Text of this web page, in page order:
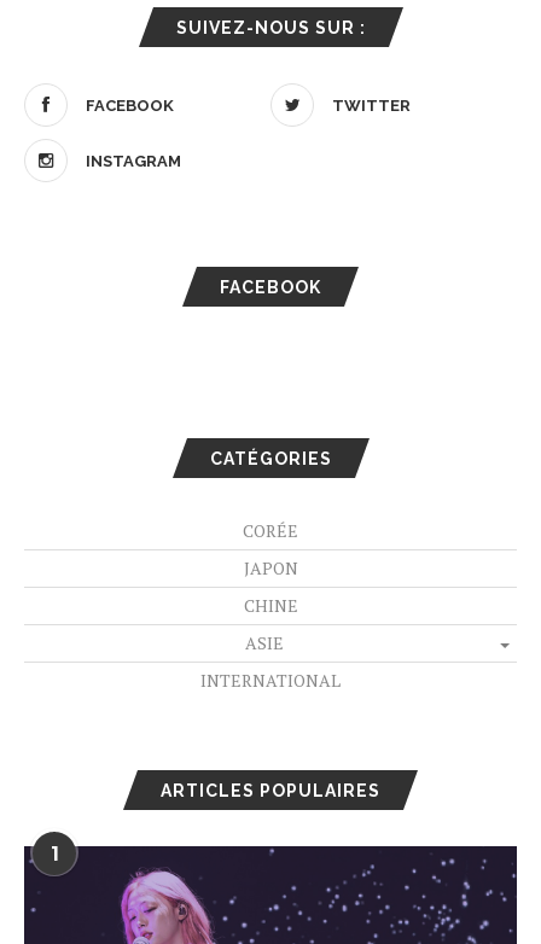
SUIVEZ-NOUS SUR :
FACEBOOK TWITTER
INSTAGRAM
FACEBOOK
CATÉGORIES
CORÉE
JAPON
CHINE
ASIE
INTERNATIONAL
ARTICLES POPULAIRES
1